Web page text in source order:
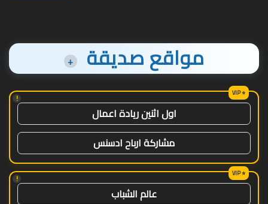
مواقع صديقة +
!
اول اثنين ريادة اعمال
مشاركة ارباح ادسنس
!
عالم الشباب